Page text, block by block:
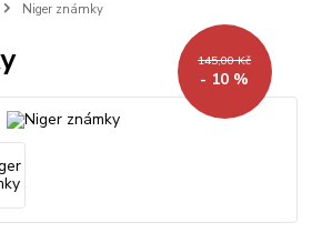
Niger známky
145,00 Kč
- 10 %